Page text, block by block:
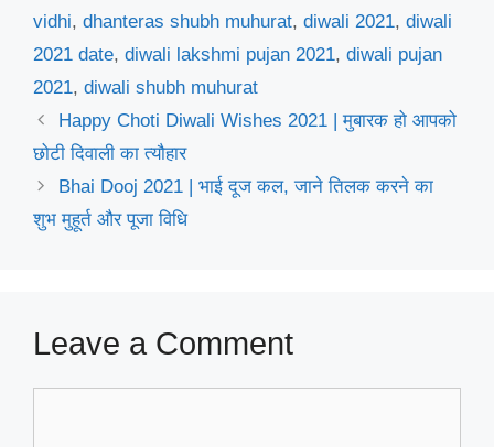
vidhi, dhanteras shubh muhurat, diwali 2021, diwali
2021 date, diwali lakshmi pujan 2021, diwali pujan
2021, diwali shubh muhurat
Happy Choti Diwali Wishes 2021 | मुबारक हो आपको
छोटी दिवाली का त्यौहार
Bhai Dooj 2021 | भाई दूज कल, जाने तिलक करने का
शुभ मुहूर्त और पूजा विधि
Leave a Comment